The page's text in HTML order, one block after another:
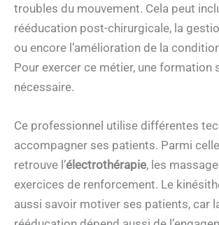
troubles du mouvement. Cela peut
rééducation post-chirurgicale, la
ou encore l’amélioration de la
Pour exercer ce métier, une formation
nécessaire.
Ce professionnel utilise différentes
accompagner ses patients. Parmi
retrouve l’électrothérapie, les
exercices de renforcement. Le
aussi savoir motiver ses patients, car